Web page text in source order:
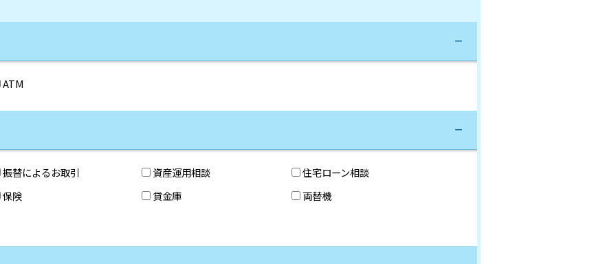
ATM
振替によるお取引 資産運用相談
住宅ローン相談
保険 貸金庫
両替機